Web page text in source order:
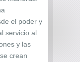
el poder y
servicio al
y las
crean